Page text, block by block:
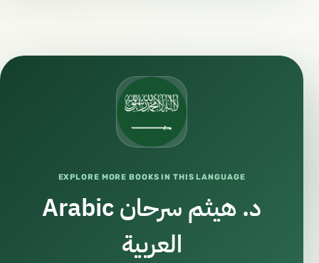
EXPLORE MORE BOOKS IN THIS LANGUAGE
د. هيثم سرحان Arabic
العربية